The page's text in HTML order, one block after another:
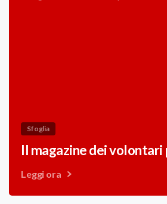
Sfoglia
Il magazine dei
Leggi ora